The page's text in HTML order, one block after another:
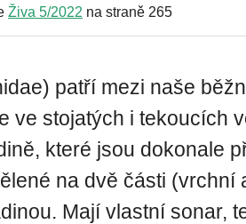
Živa 5/2022 na straně 265
patří mezi naše
ve stojatých i tekoucích
které jsou dokonale
na dvě části (vrchní
Mají vlastní sonar,